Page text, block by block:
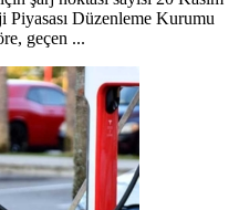
Piyasası Düzenleme Kurumu
geçen ...